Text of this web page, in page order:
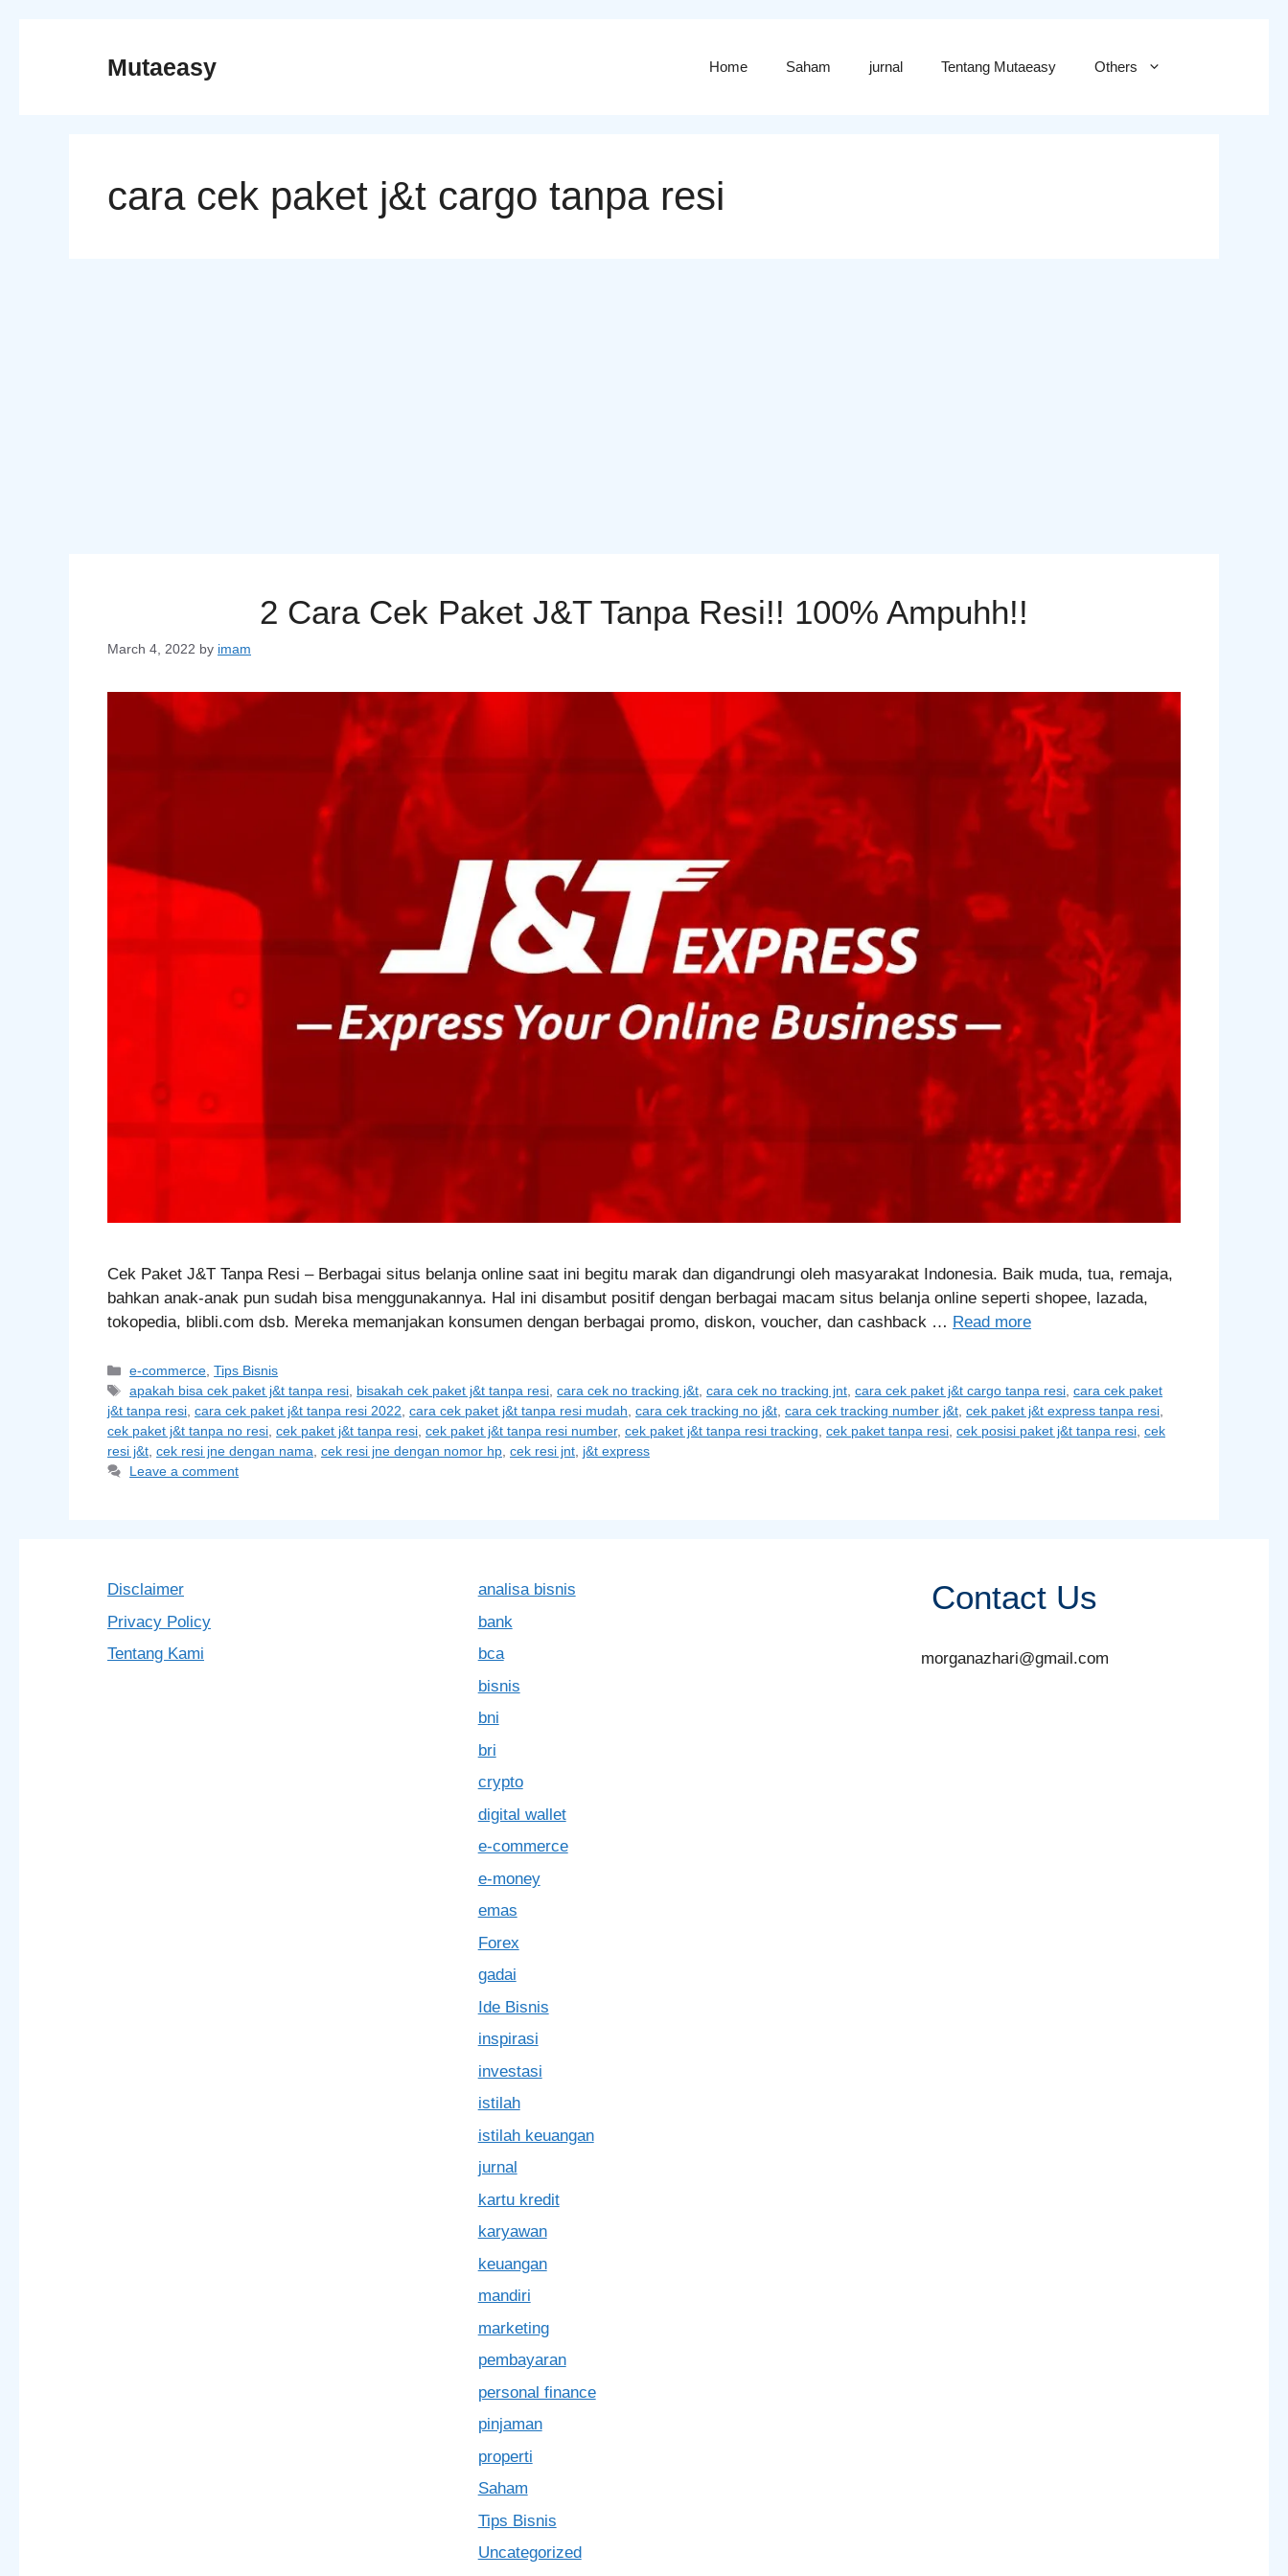
Mutaeasy Home Saham jurnal Tentang Mutaeasy Others
cara cek paket j&t cargo tanpa resi
2 Cara Cek Paket J&T Tanpa Resi!! 100% Ampuhh!!
March 4, 2022 by imam
Cek Paket J&T Tanpa Resi – Berbagai situs belanja online saat ini begitu marak dan digandrungi oleh masyarakat Indonesia. Baik muda, tua, remaja,
bahkan anak-anak pun sudah bisa menggunakannya. Hal ini disambut positif dengan berbagai macam situs belanja online seperti shopee, lazada,
tokopedia, blibli.com dsb. Mereka memanjakan konsumen dengan berbagai promo, diskon, voucher, dan cashback … Read more
Categories
e-commerce,Tips Bisnis
Tags
apakah bisa cek paket j&t tanpa resi, bisakah cek paket j&t tanpa resi,cara cek no tracking j&t,cara cek no tracking jnt,cara cek paket j&t cargo tanpa resi,cara cek paket
j&t tanpa resi, cara cek paket j&t tanpa resi 2022, cara cek paket j&t tanpa resi mudah, cara cek tracking no j&t, cara cek tracking number j&t, cek paket j&t express tanpa resi,
cek paket j&t tanpa no resi, cek paket j&t tanpa resi, cek paket j&t tanpa resi number, cek paket j&t tanpa resi tracking, cek paket tanpa resi, cek posisi paket j&t tanpa resi, cek
resi j&t, cek resi jne dengan nama, cek resi jne dengan nomor hp, cek resi jnt, j&t express
Leave a comment
Disclaimer
Privacy Policy
Tentang Kami
analisa bisnis
bank
bca
bisnis
bni
bri
crypto
digital wallet
e-commerce
e-money
emas
Forex
gadai
Ide Bisnis
inspirasi
investasi
istilah
istilah keuangan
jurnal
kartu kredit
karyawan
keuangan
mandiri
marketing
pembayaran
personal finance
pinjaman
properti
Saham
Tips Bisnis
Uncategorized
Contact Us
morganazhari@gmail.com